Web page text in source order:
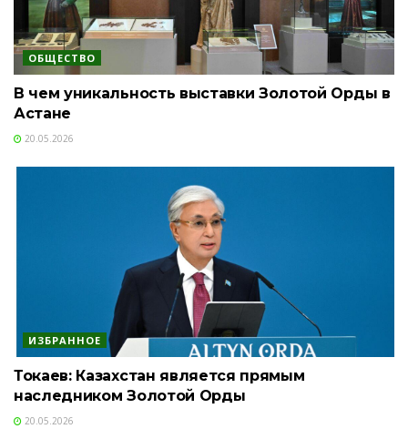
ОБЩЕСТВО
В чем уникальность выставки Золотой Орды в
Астане
20.05.2026
ИЗБРАННОЕ
Токаев: Казахстан является прямым
наследником Золотой Орды
20.05.2026